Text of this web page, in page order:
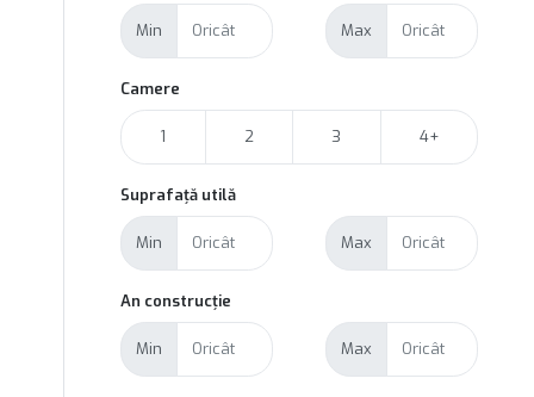
Min Max
Camere
1 2 3 4+
Suprafață utilă
Min Max
An construcție
Min Max